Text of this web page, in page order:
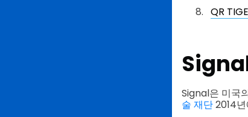
QR
Signal은 미국
술 재단2014년